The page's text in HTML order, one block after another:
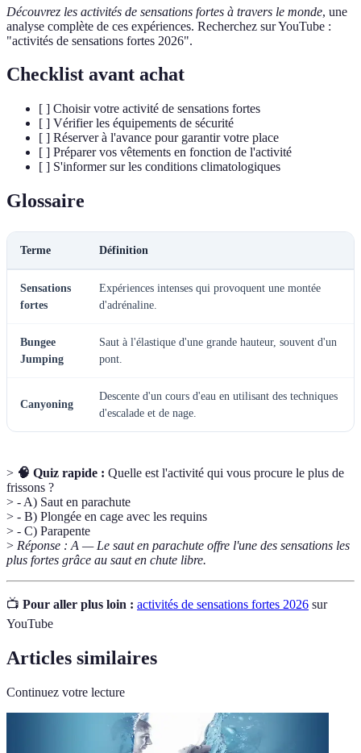
Découvrez les activités de sensations fortes à travers le monde, une
analyse complète de ces expériences. Recherchez sur YouTube :
"activités de sensations fortes 2026".
Checklist avant achat
[ ] Choisir votre activité de sensations fortes
[ ] Vérifier les équipements de sécurité
[ ] Réserver à l'avance pour garantir votre place
[ ] Préparer vos vêtements en fonction de l'activité
[ ] S'informer sur les conditions climatologiques
Glossaire
Terme Définition
Sensations
fortes
Expériences intenses qui provoquent une montée
d'adrénaline.
Bungee
Jumping
Saut à l'élastique d'une grande hauteur, souvent d'un
pont.
Canyoning
Descente d'un cours d'eau en utilisant des techniques
d'escalade et de nage.
> 🧠 Quiz rapide : Quelle est l'activité qui vous procure le plus de
frissons ?
> - A) Saut en parachute
> - B) Plongée en cage avec les requins
> - C) Parapente
> Réponse : A — Le saut en parachute offre l'une des sensations les
plus fortes grâce au saut en chute libre.
📺 Pour aller plus loin : activités de sensations fortes 2026 sur
YouTube
Articles similaires
Continuez votre lecture